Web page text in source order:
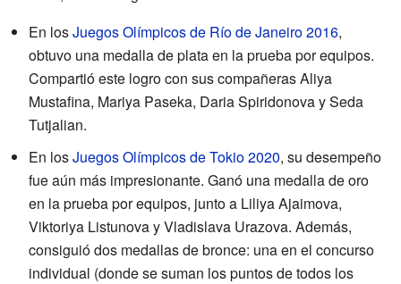
En losJuegos Olímpicos de Río de Janeiro 2016,
obtuvo una medalla de plata en la prueba por equipos.
Compartió este logro con sus compañeras Aliya
Mustafina, Mariya Paseka, Daria Spiridonova y Seda
Tutjalian.
En losJuegos Olímpicos de Tokio 2020, su desempeño
fue aún más impresionante. Ganó una medalla de oro
en la prueba por equipos, junto a Liliya Ajaimova,
Viktoriya Listunova y Vladislava Urazova. Además,
consiguió dos medallas de bronce: una en el concurso
individual (donde se suman los puntos de todos los